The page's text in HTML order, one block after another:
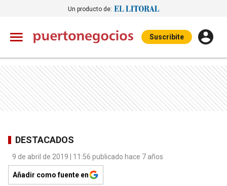
Un producto de:
Suscribite
DESTACADOS
9 de abril de 2019 | 11:56 publicado hace 7 años
Añadir como fuente en